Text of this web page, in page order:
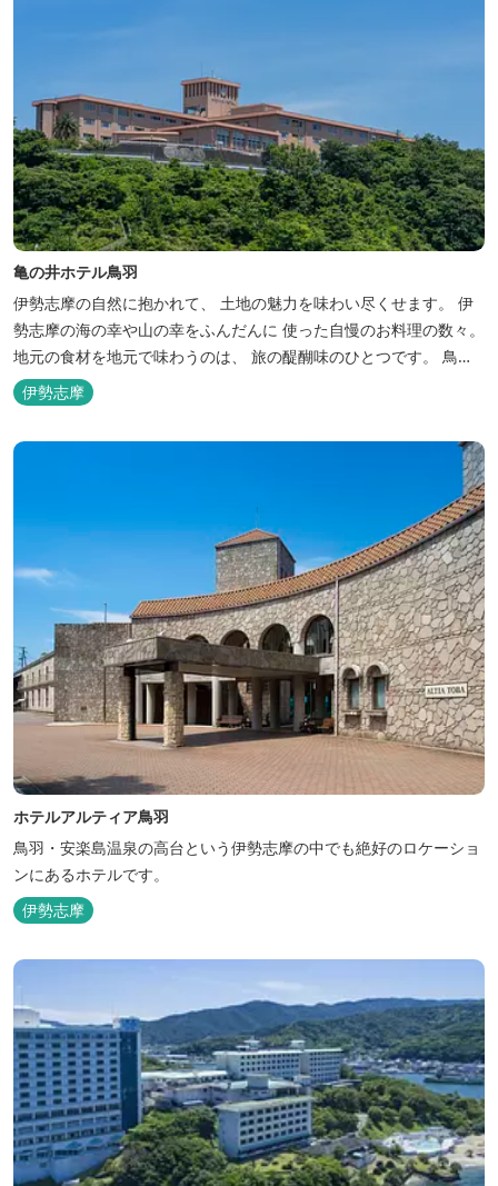
亀の井ホテル鳥羽
伊勢志摩の自然に抱かれて、 土地の魅力を味わい尽くせます。 伊
勢志摩の海の幸や山の幸をふんだんに 使った自慢のお料理の数々。
地元の食材を地元で味わうのは、 旅の醍醐味のひとつです。 鳥羽
湾の潮風を感じる露天風呂や 広々としたテラス付きのお部屋。 行
き交うフェリーをのんびり眺めて、 日常をちょっと忘れるひと時を
お過ごしください。
伊勢志摩
ホテルアルティア鳥羽
鳥羽・安楽島温泉の高台という伊勢志摩の中でも絶好のロケーショ
ンにあるホテルです。
伊勢志摩